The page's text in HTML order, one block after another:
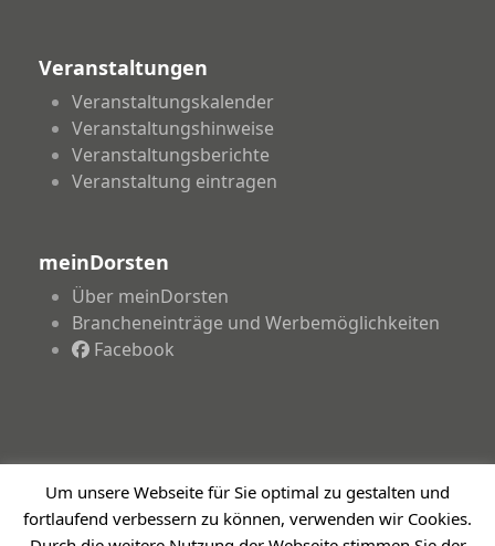
Veranstaltungen
Veranstaltungskalender
Veranstaltungshinweise
Veranstaltungsberichte
Veranstaltung eintragen
meinDorsten
Über meinDorsten
Brancheneinträge und Werbemöglichkeiten
Facebook
Copyright 2026 - meinDorsten.de - Informationen für
unsere Region
Um unsere Webseite für Sie optimal zu gestalten und
fortlaufend verbessern zu können, verwenden wir Cookies.